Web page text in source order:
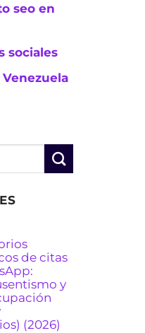
seo en
sociales
de citas
y
(2026)